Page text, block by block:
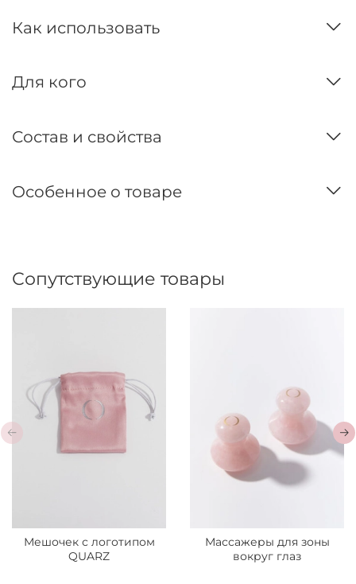
Как использовать
Для кого
Состав и свойства
Особенное о товаре
Сопутствующие товары
Мешочек с логотипом
QUARZ
Массажеры для зоны
вокруг глаз